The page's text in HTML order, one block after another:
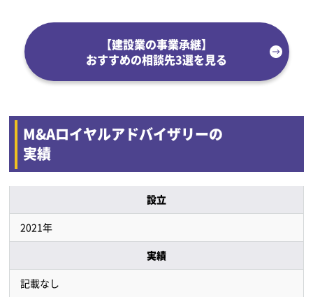
【建設業の事業承継】
おすすめの相談先3選を見る
M&Aロイヤルアドバイザリーの
実績
設立
2021年
実績
記載なし